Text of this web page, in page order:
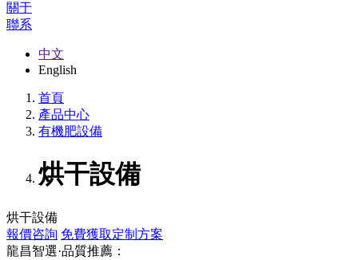
關于
聯系
中文
English
首頁
產品中心
有機肥設備
烘干設備
烘干設備
報價咨詢 免費獲取定制方案
龍昌智選·品質推薦：